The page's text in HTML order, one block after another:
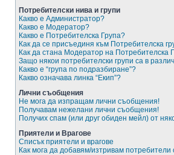
Потребителски нива и групи
Какво е Администратор?
Какво е Модератор?
Какво е Потребителска Група?
Как да се присъединя към Потребителска
Как да стана Модератор на Потребителска
Защо някои потребителски групи са в
Какво е “група по подразбиране”?
Какво означава линка “Екип”?
Лични съобщения
Не мога да изпращам лични съобщения!
Получавам нежелани лични съобщения!
Получих спам (или друг обиден мейл) от
Приятели и Врагове
Списък приятели и врагове
Как мога да добавям/изтривам